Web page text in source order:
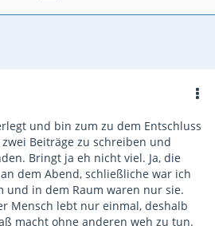
und bin zum zu dem Entschluss
Beiträge zu schreiben und
Bringt ja eh nicht viel. Ja, die
dem Abend, schließliche war ich
und in dem Raum waren nur sie.
Mensch lebt nur einmal, deshalb
macht ohne anderen weh zu tun.